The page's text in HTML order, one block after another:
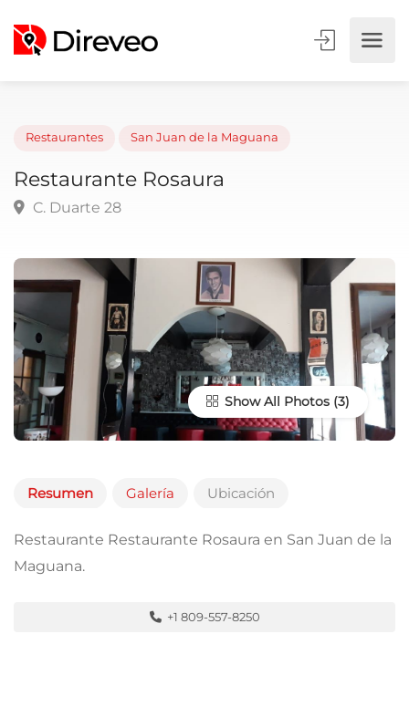
Restaurante Rosaura
Show All Photos
Resumen Galería Ubicación
Restaurante Restaurante Rosaura en San Juan de la
Maguana.
+1 809-557-8250